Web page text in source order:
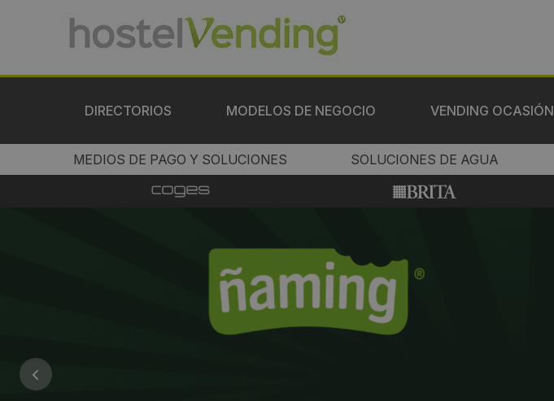
DIRECTORIOS MODELOS DE NEGOCIO VENDING OCASIÓN
MEDIOS DE PAGO Y SOLUCIONES SOLUCIONES DE AGUA